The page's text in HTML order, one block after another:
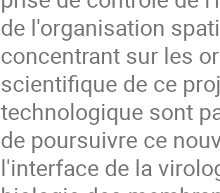
de l'organisation
concentrant sur les
scientifique de ce
technologique sont
de poursuivre ce
l'interface de la